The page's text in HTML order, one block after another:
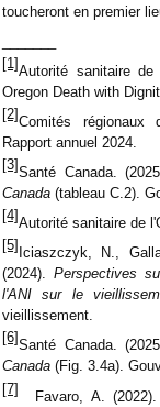
toucheront en premier
[1]Autorité sanitaire
Oregon Death with
[2]Comités régionaux
Rapport annuel 2024.
[3]Santé Canada.
Canada (tableau C.2).
[4]Autorité sanitaire de
[5] Iciaszczyk, N.,
(2024). Perspectives
l'ANI sur le
vieillissement.
[6]Santé Canada.
Canada (Fig. 3.4a).
[7] Favaro, A. (2022).